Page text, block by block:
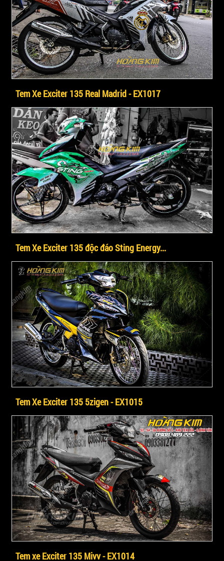
Tem Xe Exciter 135 Real Madrid - EX1017
Tem Xe Exciter 135 độc đáo Sting Energy...
Tem Xe Exciter 135 5zigen - EX1015
Tem xe Exciter 135 Mivv - EX1014